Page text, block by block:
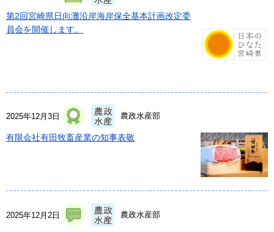
第2回宮崎県日向灘沿岸海岸保全基本計画改定委
員会を開催します。
2025年12月3日 農政水産部
有限会社有田牧畜産業の知事表敬
2025年12月2日 農政水産部